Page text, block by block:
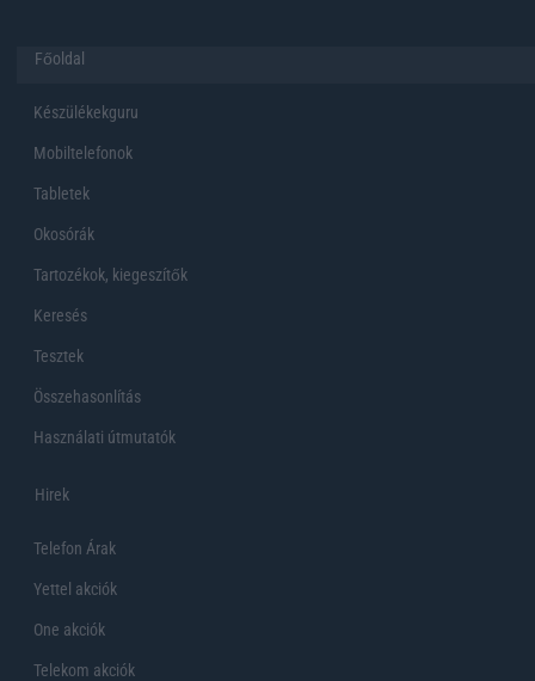
Főoldal
Készülékekguru
Mobiltelefonok
Tabletek
Okosórák
Tartozékok, kiegeszítők
Keresés
Tesztek
Összehasonlítás
Használati útmutatók
Hirek
Telefon Árak
Yettel akciók
One akciók
Telekom akciók